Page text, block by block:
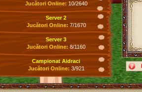
Jucători Online: 10/2640
Server 2
Jucători Online: 7/1670
Server 3
Jucători Online: 8/1160
Campionat Aidraci
Jucători Online: 3/921